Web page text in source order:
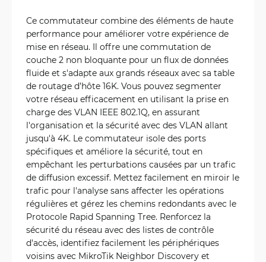
Ce commutateur combine des éléments de haute
performance pour améliorer votre expérience de
mise en réseau. Il offre une commutation de
couche 2 non bloquante pour un flux de données
fluide et s'adapte aux grands réseaux avec sa table
de routage d’hôte 16K. Vous pouvez segmenter
votre réseau efficacement en utilisant la prise en
charge des VLAN IEEE 802.1Q, en assurant
l'organisation et la sécurité avec des VLAN allant
jusqu'à 4K. Le commutateur isole des ports
spécifiques et améliore la sécurité, tout en
empêchant les perturbations causées par un trafic
de diffusion excessif. Mettez facilement en miroir le
trafic pour l'analyse sans affecter les opérations
régulières et gérez les chemins redondants avec le
Protocole Rapid Spanning Tree. Renforcez la
sécurité du réseau avec des listes de contrôle
d'accès, identifiez facilement les périphériques
voisins avec MikroTik Neighbor Discovery et